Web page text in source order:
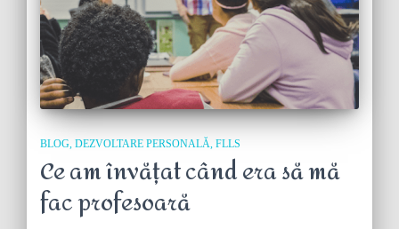
BLOG DEZVOLTARE PERSONALĂ FLLS
Ce am învățat când era să mă
fac profesoară